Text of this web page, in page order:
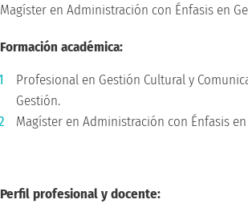
Magíster en Administración con Énfasis en
Formación académica:
Profesional en Gestión Cultural y
Gestión.
Magíster en Administración con Énfasis
Perfil profesional y docente: